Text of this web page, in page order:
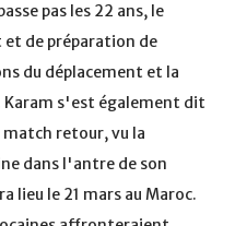
pas les 22 ans, le
et de préparation de
du déplacement et la
Karam s'est également dit
retour, vu la
dans l'antre de son
lieu le 21 mars au Maroc.